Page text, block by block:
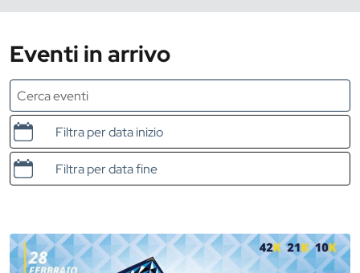
Eventi in arrivo
Data e ora di inizio
Data e ora di fine